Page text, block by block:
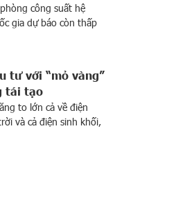
công suất hệ
gia dự báo còn thấp
ở miền Bắc tiếp tục
có báo cáo về tình
nghiệp và hoạt […]
tư với “mỏ vàng”
tái tạo
to lớn cả về điện
và cả điện sinh khối,